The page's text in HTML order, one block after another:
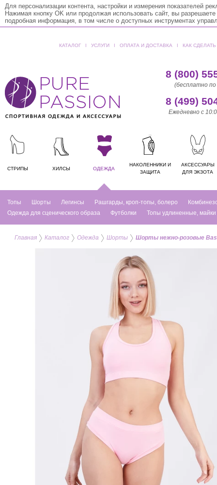
Для персонализации контента, настройки и измерения показателей
Нажимая кнопку OK или продолжая использовать сайт, вы
подробная информация, в том числе о доступных инструментах
КАТАЛОГ ǀ УСЛУГИ ǀ ОПЛАТА И ДОСТАВКА ǀ КАК СДЕЛАТЬ
8 (800)
(бесплатно по
8 (499)
Ежедневно с
СТРИПЫ ХИЛСЫ ОДЕЖДА
НАКОЛЕННИКИ И
ЗАЩИТА
АКСЕССУАРЫ
ДЛЯ ЭКЗОТА
Топы Шорты Легинсы Рашгарды, кроп-топы, болеро
Одежда для сценического образа
Футболки Топы удлиненные, майки
Главная Каталог Одежда Шорты Шорты нежно-розовые